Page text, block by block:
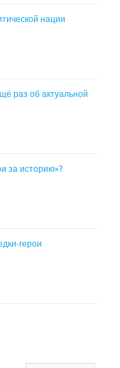
нации
раз об актуальной
за историю»?
герои